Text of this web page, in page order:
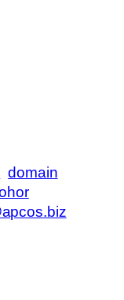
domain